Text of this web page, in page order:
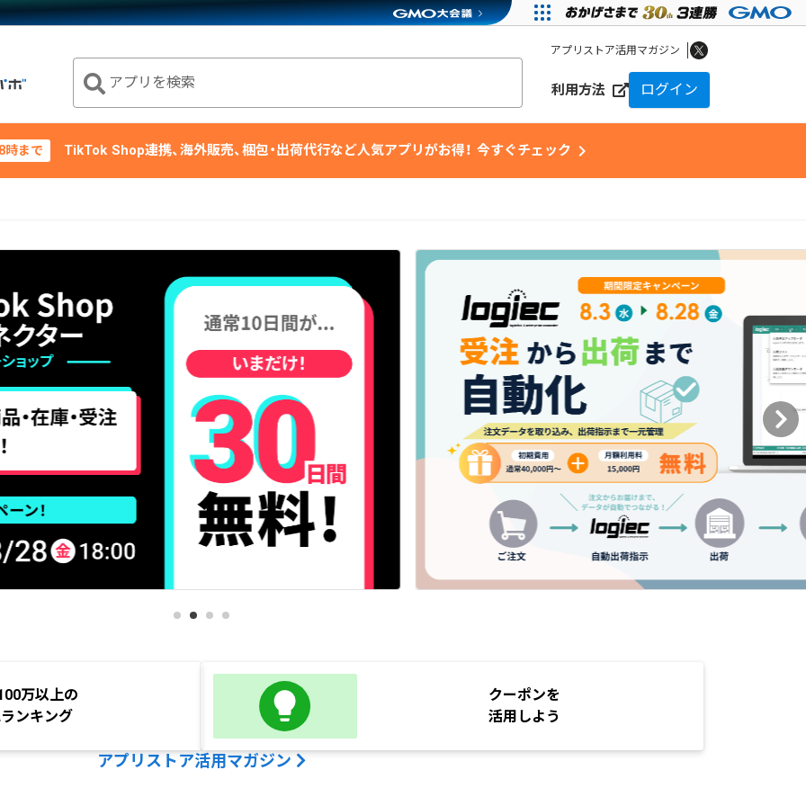
アプリを検索
アプリストア活用マガジン
利用方法 ログイン
時まで TikTok Shop連携、海外販売、梱包・出荷代行など人気アプリがお得！ 今すぐチェック chevron_right
万以上の
ンキング
クーポンを
活用しよう
アプリストア活用マガジン